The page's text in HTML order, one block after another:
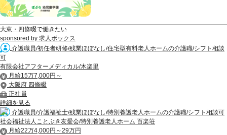
大東・四條畷で働きたい
sponsored by 求人ボックス
介護職員/初任者研修/残業ほぼなし/住宅型有料老人ホームの介護職/シフト相談
可
有限会社アフターメディカル/木楽里
月給15万7,000円～
大阪府 四條畷
正社員
詳細を見る
介護職員/介護福祉士/残業ほぼなし/特別養護老人ホームの介護職/シフト相談可
社会福祉法人ことぶき友愛会/特別養護老人ホーム 百楽荘
月給22万4,000円～29万円